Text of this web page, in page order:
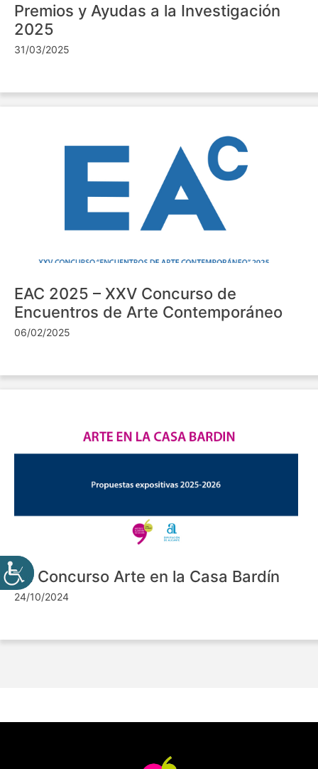
Premios y Ayudas a la Investigación
2025
31/03/2025
EAC 2025 – XXV Concurso de
Encuentros de Arte Contemporáneo
06/02/2025
VII Concurso Arte en la Casa Bardín
24/10/2024